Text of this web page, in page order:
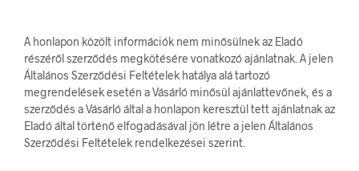
A honlapon közölt információk nem minősülnek az Eladó
részéről szerződés megkötésére vonatkozó ajánlatnak. A jelen
Általános Szerződési Feltételek hatálya alá tartozó
megrendelések esetén a Vásárló minősül ajánlattevőnek, és a
szerződés a Vásárló által a honlapon keresztül tett ajánlatnak az
Eladó által történő elfogadásával jön létre a jelen Általános
Szerződési Feltételek rendelkezései szerint.